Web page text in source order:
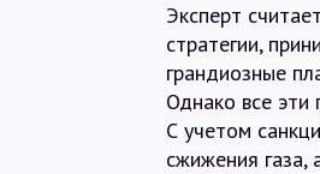
Эксперт
стратегии,
грандиозные
Однако все эти
С учетом
сжижения газа,